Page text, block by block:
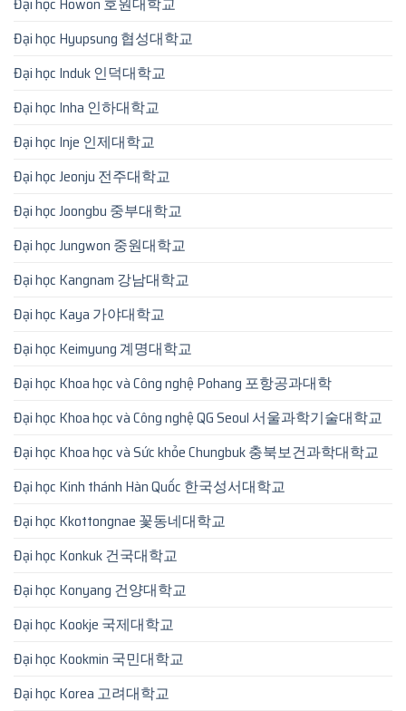
Đại học Hyupsung 협성대학교
Đại học Induk 인덕대학교
Đại học Inha 인하대학교
Đại học Inje 인제대학교
Đại học Jeonju 전주대학교
Đại học Joongbu 중부대학교
Đại học Jungwon 중원대학교
Đại học Kangnam 강남대학교
Đại học Kaya 가야대학교
Đại học Keimyung 계명대학교
Đại học Khoa học và Công nghệ Pohang 포항공과대학
Đại học Khoa học và Công nghệ QG Seoul 서울과학기술대학교
Đại học Khoa học và Sức khỏe Chungbuk 충북보건과학대학교
Đại học Kinh thánh Hàn Quốc 한국성서대학교
Đại học Kkottongnae 꽃동네대학교
Đại học Konkuk 건국대학교
Đại học Konyang 건양대학교
Đại học Kookje 국제대학교
Đại học Kookmin 국민대학교
Đại học Korea 고려대학교